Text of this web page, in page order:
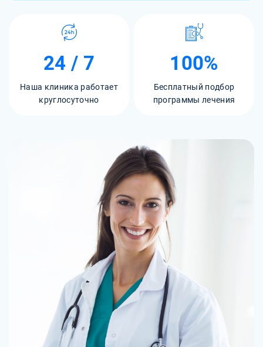
24 / 7
Наша клиника работает
круглосуточно
100%
Бесплатный подбор
программы лечения